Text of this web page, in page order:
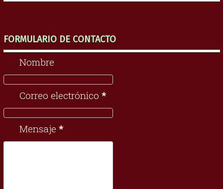
FORMULARIO DE CONTACTO
Nombre
Correo electrónico *
Mensaje *